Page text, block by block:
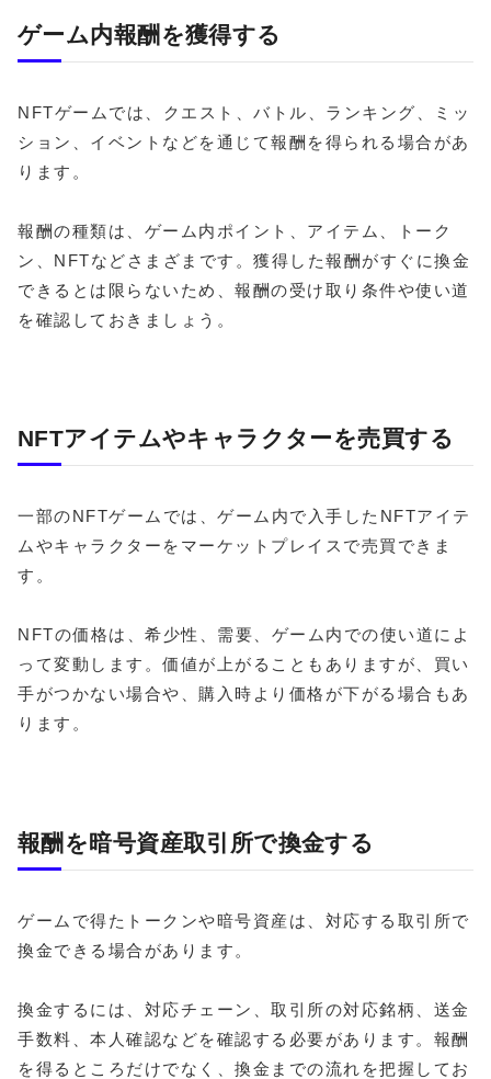
ゲーム内報酬を獲得する
NFTゲームでは、クエスト、バトル、ランキング、ミッ
ション、イベントなどを通じて報酬を得られる場合があ
ります。
報酬の種類は、ゲーム内ポイント、アイテム、トーク
ン、NFTなどさまざまです。獲得した報酬がすぐに換金
できるとは限らないため、報酬の受け取り条件や使い道
を確認しておきましょう。
NFTアイテムやキャラクターを売買する
一部のNFTゲームでは、ゲーム内で入手したNFTアイテ
ムやキャラクターをマーケットプレイスで売買できま
す。
NFTの価格は、希少性、需要、ゲーム内での使い道によ
って変動します。価値が上がることもありますが、買い
手がつかない場合や、購入時より価格が下がる場合もあ
ります。
報酬を暗号資産取引所で換金する
ゲームで得たトークンや暗号資産は、対応する取引所で
換金できる場合があります。
換金するには、対応チェーン、取引所の対応銘柄、送金
手数料、本人確認などを確認する必要があります。報酬
を得るところだけでなく、換金までの流れを把握してお